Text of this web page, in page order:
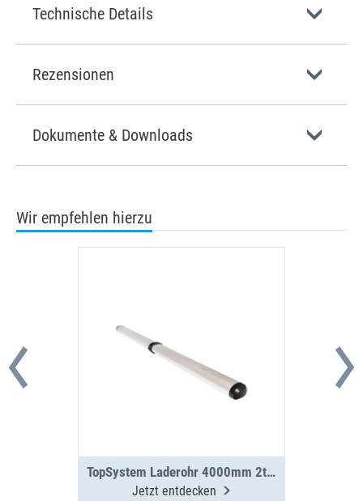
Technische Details
Rezensionen
Dokumente & Downloads
Wir empfehlen hierzu
TopSystem Laderohr 4000mm 2teilig
Jetzt entdecken